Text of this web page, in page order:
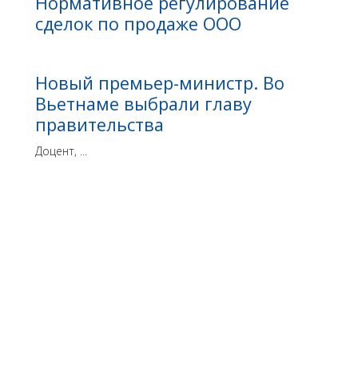
сделок по продаже ООО
Новый премьер-министр. Во
Вьетнаме выбрали главу
правительства
Доцент, ...